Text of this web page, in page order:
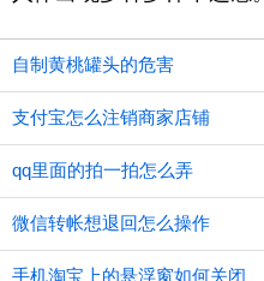
自制黄桃罐头的危害
支付宝怎么注销商家店铺
qq里面的拍一拍怎么弄
微信转帐想退回怎么操作
手机淘宝上的悬浮窗如何关闭